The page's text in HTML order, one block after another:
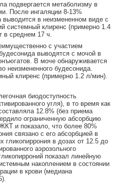
подвергается метаболизму в
После ингаляции 8-13%
в неизмененном виде с
системный клиренс (примерно 1.4
в среднем 17 ч.
с участием
выводятся с мочой в
В моче обнаруживается
неизмененного будесонида.
клиренс (примерно 1.2 л/мин).
биодоступность
угля), в то время как
12.8% (без приема
ограниченную абсорбцию
и показало, что более 80%
связано с его абсорбцией в
гликопиррония в дозах от 12.5 до
аэрозольного
показал линейную
накоплением в состоянии
в крови (медиана